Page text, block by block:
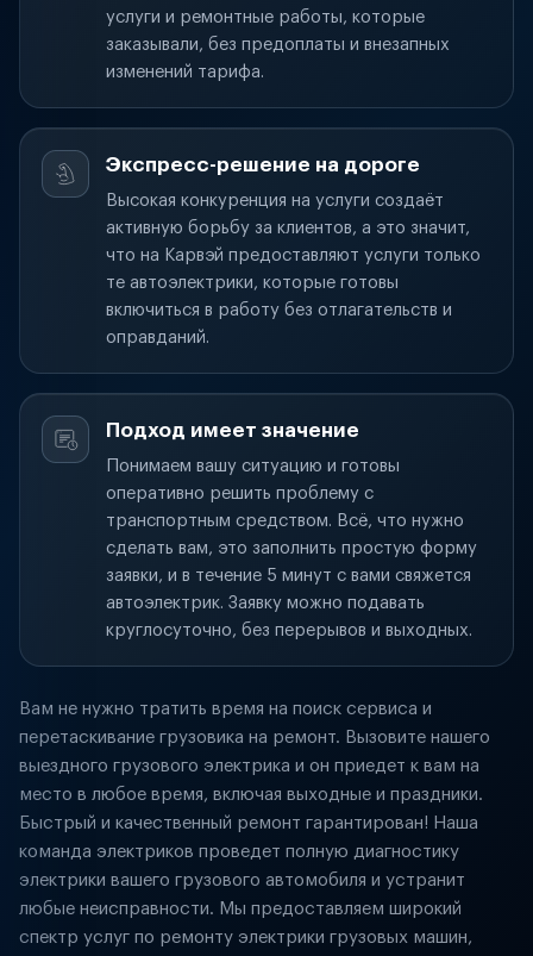
услуги и ремонтные работы, которые
заказывали, без предоплаты и внезапных
изменений тарифа.
Экспресс-решение на дороге
Высокая конкуренция на услуги создаёт
активную борьбу за клиентов, а это значит,
что на Карвэй предоставляют услуги только
те автоэлектрики, которые готовы
включиться в работу без отлагательств и
оправданий.
Подход имеет значение
Понимаем вашу ситуацию и готовы
оперативно решить проблему с
транспортным средством. Всё, что нужно
сделать вам, это заполнить простую форму
заявки, и в течение 5 минут с вами свяжется
автоэлектрик. Заявку можно подавать
круглосуточно, без перерывов и выходных.
Вам не нужно тратить время на поиск сервиса и
перетаскивание грузовика на ремонт. Вызовите нашего
выездного грузового электрика и он приедет к вам на
место в любое время, включая выходные и праздники.
Быстрый и качественный ремонт гарантирован! Наша
команда электриков проведет полную диагностику
электрики вашего грузового автомобиля и устранит
любые неисправности. Мы предоставляем широкий
спектр услуг по ремонту электрики грузовых машин,